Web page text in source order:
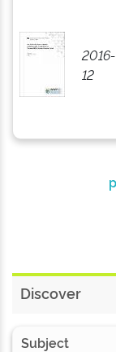
2016-
12
Discover
Subject